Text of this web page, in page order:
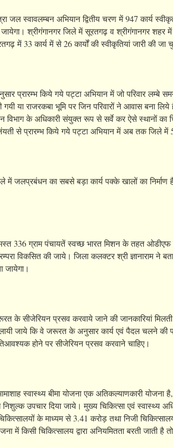
जल स्वावलम्बन अभियान द्वितीय चरण में 947 कार्य
श्रीगंगानगर जिले में सूरतगढ़ व श्रीगंगानगर शहर
में 33 कार्य में से 26 कार्यों की स्वीकृतियां जारी की जा
प्रारम्भ किये गये पट्टा अभियान में जो परिवार
या राजरकबा भूमि पर जिन परिवारों ने आवास बना
विभाग के अधिकारी संयुक्त रूप से सर्वे कर ऐसे स्थानों
से प्रारम्भ किये गये पट्टा अभियान में अब तक जिले में 5
में जलप्रबंधन का सबसे बड़ा कार्य पक्के खालों का
336 ग्राम पंचायतें स्वच्छ भारत मिशन के तहत
विकसित की जाये। जिला कलक्टर श्री ज्ञानाराम ने
जायेगा।
के सीजेरियन प्रसव करवाये जाने की जानकारियां
जाये कि वे जरूरत के अनुसार कार्य एवं पैदल चलने की
होने पर सीजेरियन प्रसव करवाने चाहिए।
स्वास्थ्य बीमा योजना एक अतिकल्याणकारी
उपचार दिया जाये। मुख्य चिकित्सा एवं स्वास्थ्य
के माध्यम से 3.41 करोड़ तथा निजी
में किसी चिकित्सालय द्वारा अनियमितता बरती जाती है